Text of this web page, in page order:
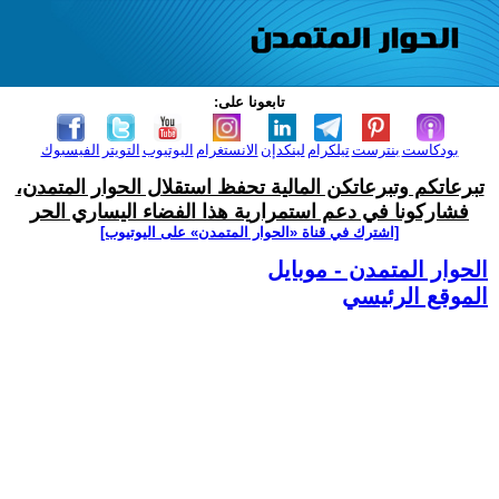
تابعونا على:
الفيسبوك التويتر اليوتيوب الانستغرام لينكدإن تيلكرامبنترست بودكاست
تبرعاتكم وتبرعاتكن المالية تحفظ استقلال الحوار المتمدن،
فشاركونا في دعم استمرارية هذا الفضاء اليساري الحر
[اشترك في قناة ‫«الحوار المتمدن» على اليوتيوب]
الحوار المتمدن - موبايل
الموقع الرئيسي